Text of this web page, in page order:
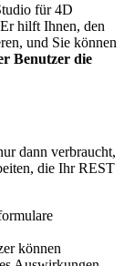
für 4D
hilft Ihnen, den
und Sie können
Benutzer die
dann verbraucht,
die Ihr REST
können